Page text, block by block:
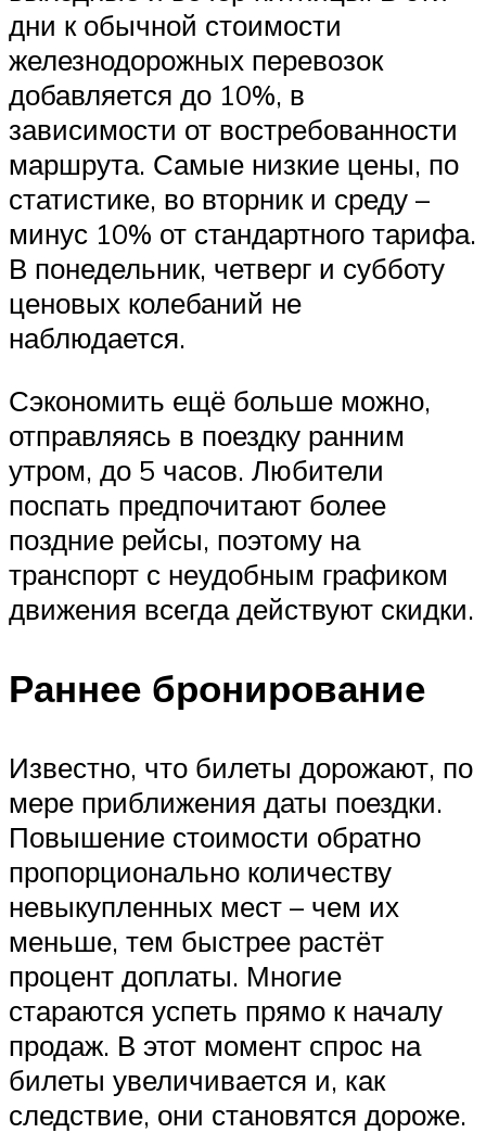
дни к обычной стоимости
железнодорожных перевозок
добавляется до 10%, в
зависимости от востребованности
маршрута. Самые низкие цены, по
статистике, во вторник и среду –
минус 10% от стандартного тарифа.
В понедельник, четверг и субботу
ценовых колебаний не
наблюдается.
Сэкономить ещё больше можно,
отправляясь в поездку ранним
утром, до 5 часов. Любители
поспать предпочитают более
поздние рейсы, поэтому на
транспорт с неудобным графиком
движения всегда действуют скидки.
Раннее бронирование
Известно, что билеты дорожают, по
мере приближения даты поездки.
Повышение стоимости обратно
пропорционально количеству
невыкупленных мест – чем их
меньше, тем быстрее растёт
процент доплаты. Многие
стараются успеть прямо к началу
продаж. В этот момент спрос на
билеты увеличивается и, как
следствие, они становятся дороже.